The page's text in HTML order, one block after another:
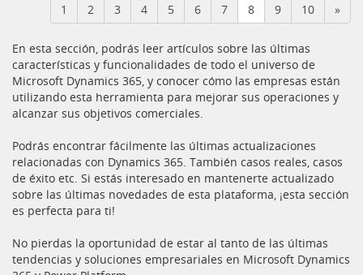
1 2 3 4 5 6 7 8(current)
9 10 »
En esta sección, podrás leer artículos sobre las últimas
características y funcionalidades de todo el universo de
Microsoft Dynamics 365, y conocer cómo las empresas están
utilizando esta herramienta para mejorar sus operaciones y
alcanzar sus objetivos comerciales.
Podrás encontrar fácilmente las últimas actualizaciones
relacionadas con Dynamics 365. También casos reales, casos
de éxito etc. Si estás interesado en mantenerte actualizado
sobre las últimas novedades de esta plataforma, ¡esta sección
es perfecta para ti!
No pierdas la oportunidad de estar al tanto de las últimas
tendencias y soluciones empresariales en Microsoft Dynamics